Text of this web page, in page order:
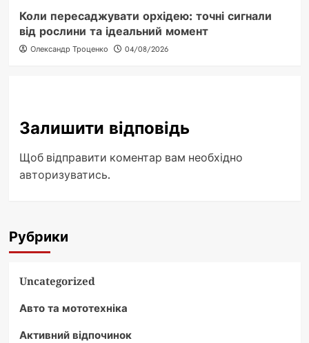
Коли пересаджувати орхідею: точні сигнали
від рослини та ідеальний момент
Олександр Троценко 04/08/2026
Залишити відповідь
Щоб відправити коментар вам необхідно
авторизуватись.
Рубрики
Uncategorized
Авто та мототехніка
Активний відпочинок